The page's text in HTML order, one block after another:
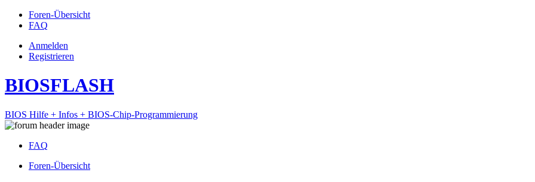
Foren-Übersicht
FAQ
Anmelden
Registrieren
BIOSFLASH
BIOS Hilfe + Infos + BIOS-Chip-Programmierung
FAQ
Foren-Übersicht